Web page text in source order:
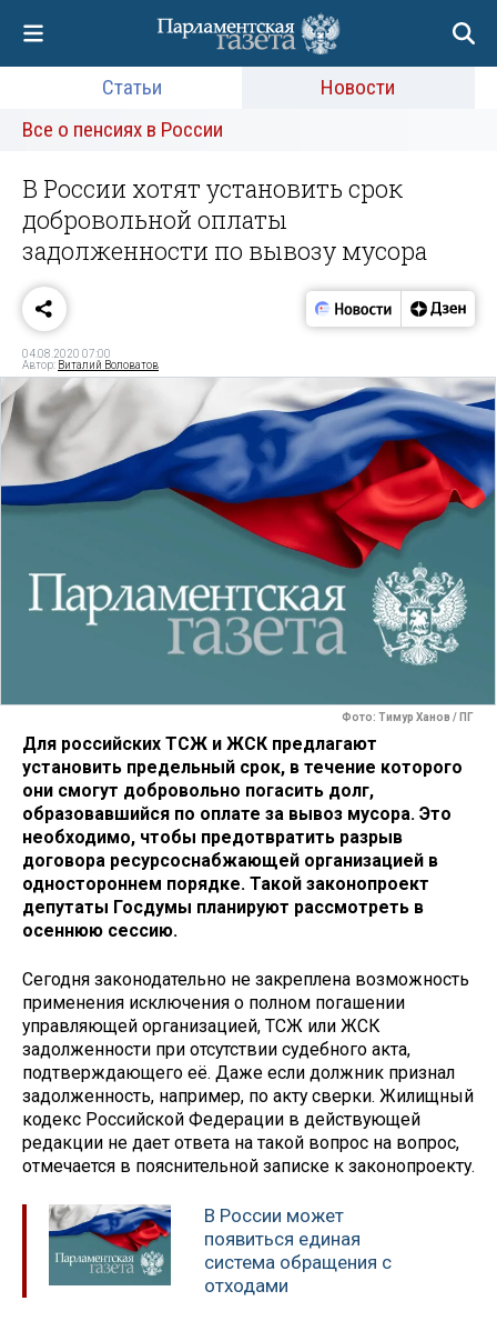
Статьи
Новости
Все о пенсиях в России
В России хотят установить срок
добровольной оплаты
задолженности по вывозу мусора
04.08.2020 07:00
Автор: Виталий Воловатов
Фото: Тимур Ханов / ПГ
Для российских ТСЖ и ЖСК предлагают
установить предельный срок, в течение которого
они смогут добровольно погасить долг,
образовавшийся по оплате за вывоз мусора. Это
необходимо, чтобы предотвратить разрыв
договора ресурсоснабжающей организацией в
одностороннем порядке. Такой законопроект
депутаты Госдумы планируют рассмотреть в
осеннюю сессию.
Сегодня законодательно не закреплена возможность
применения исключения о полном погашении
управляющей организацией, ТСЖ или ЖСК
задолженности при отсутствии судебного акта,
подтверждающего её. Даже если должник признал
задолженность, например, по акту сверки. Жилищный
кодекс Российской Федерации в действующей
редакции не дает ответа на такой вопрос на вопрос,
отмечается в пояснительной записке к законопроекту.
В России может
появиться единая
система обращения с
отходами